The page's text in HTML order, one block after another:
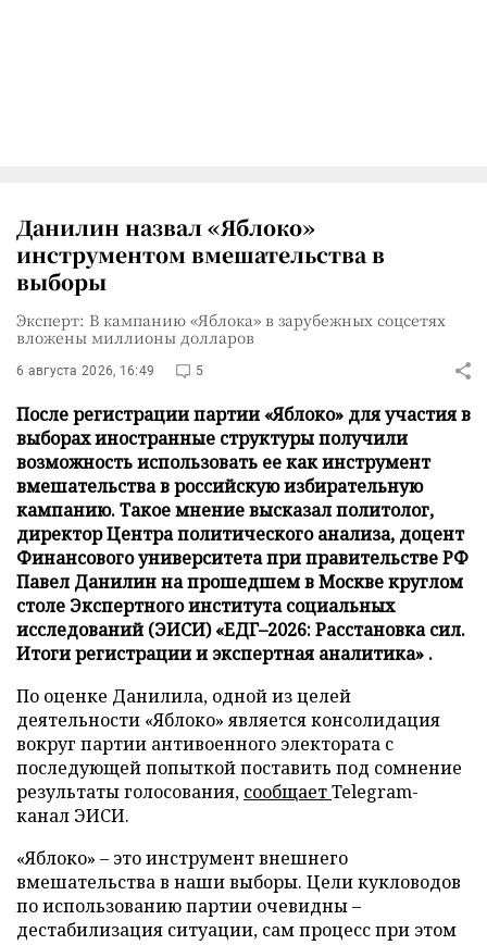
Данилин назвал «Яблоко»
инструментом вмешательства в
выборы
Эксперт: В кампанию «Яблока» в зарубежных соцсетях
вложены миллионы долларов
6 августа 2026, 16:49 5
После регистрации партии «Яблоко» для участия в
выборах иностранные структуры получили
возможность использовать ее как инструмент
вмешательства в российскую избирательную
кампанию. Такое мнение высказал политолог,
директор Центра политического анализа, доцент
Финансового университета при правительстве РФ
Павел Данилин на прошедшем в Москве круглом
столе Экспертного института социальных
исследований (ЭИСИ) «ЕДГ–2026: Расстановка сил.
Итоги регистрации и экспертная аналитика» .
По оценке Данилила, одной из целей
деятельности «Яблоко» является консолидация
вокруг партии антивоенного электората с
последующей попыткой поставить под сомнение
результаты голосования, сообщаетTelegram-
канал ЭИСИ.
«Яблоко» – это инструмент внешнего
вмешательства в наши выборы. Цели кукловодов
по использованию партии очевидны –
дестабилизация ситуации, сам процесс при этом